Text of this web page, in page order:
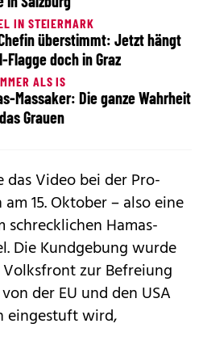
IN STEIERMARK
überstimmt: Jetzt hängt
Flagge doch in Graz
ALS IS
Massaker: Die ganze Wahrheit
Grauen
Video bei der Pro-
15. Oktober – also eine
schrecklichen Hamas-
Die Kundgebung wurde
zur Befreiung
der EU und den USA
eingestuft wird,